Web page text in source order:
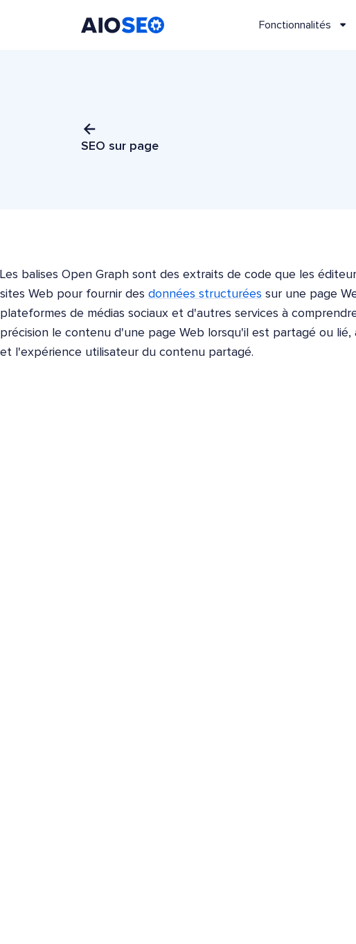
Fonctionnalités
SEO sur page
Les balises Open Graph sont des extraits de code que les
sites Web pour fournir des données structurées sur une page
plateformes de médias sociaux et d'autres services à
précision le contenu d'une page Web lorsqu'il est partagé ou lié,
et l'expérience utilisateur du contenu partagé.